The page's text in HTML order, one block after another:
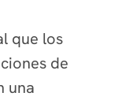
que los
de
una